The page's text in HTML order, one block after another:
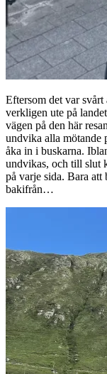
Eftersom det var
verkligen ute på
vägen på den här
undvika alla mötande
åka in i buskarna.
undvikas, och till slut
på varje sida. Bara att
bakifrån…